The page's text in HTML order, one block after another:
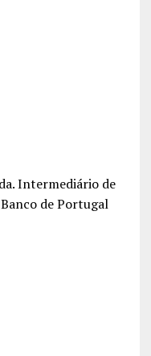
Intermediário de
de Portugal